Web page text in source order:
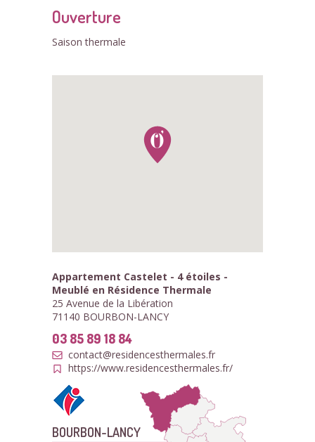
Ouverture
Saison thermale
Appartement Castelet - 4 étoiles -
Meublé en Résidence Thermale
25 Avenue de la Libération
71140 BOURBON-LANCY
03 85 89 18 84
contact@residencesthermales.fr
https://www.residencesthermales.fr/
BOURBON-LANCY